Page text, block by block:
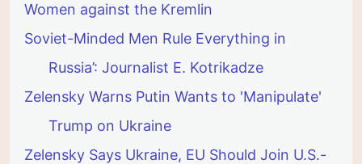
Women against the Kremlin
Soviet-Minded Men Rule Everything in
Russia’: Journalist E. Kotrikadze
Zelensky Warns Putin Wants to 'Manipulate'
Trump on Ukraine
Zelensky Says Ukraine, EU Should Join U.S.-